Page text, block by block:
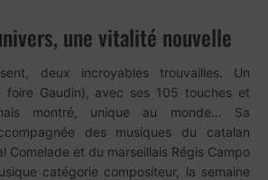
une vitalité nouvelle
deux incroyables trouvailles. Un
foire Gaudin), avec ses 105 touches et
montré, unique au monde… Sa
des musiques du catalan
Comelade et du marseillais Régis Campo
catégorie compositeur, la semaine